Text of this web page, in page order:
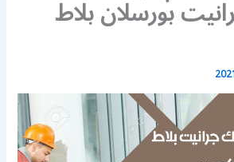
بورسلان بلاط